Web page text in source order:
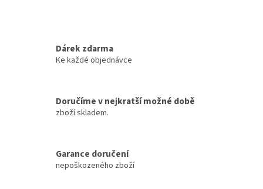
Dárek zdarma
Ke každé objednávce
Doručíme v nejkratší možné době
zboží skladem.
Garance doručení
nepoškozeného zboží